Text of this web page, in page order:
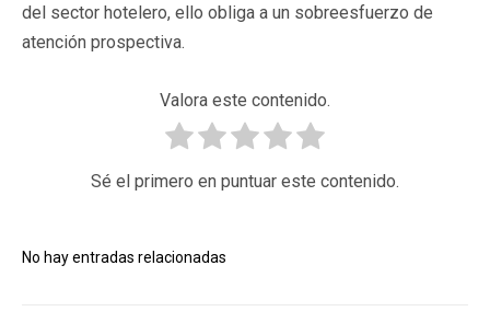
del sector hotelero, ello obliga a un sobreesfuerzo de
atención prospectiva.
Valora este contenido.
Sé el primero en puntuar este contenido.
No hay entradas relacionadas